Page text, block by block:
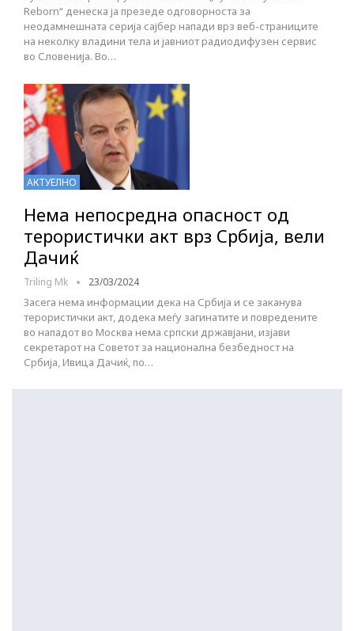
Reborn“ денеска ја презеде одговорноста за
неодамнешната серија сајбер напади врз веб-страниците
на неколку владини тела и јавниот радиодифузен сервис
во Словенија. Во…
АКТУЕЛНО
Нема непосредна опасност од
терористички акт врз Србија, вели
Дачиќ
Triling Mk 23/03/2024
Засега нема информации дека на Србија и се заканува
терористички акт, додека меѓу загинатите и повредените
во нападот во Москва нема српски државјани, изјави
секретарот на Советот за национална безбедност на
Србија, Ивица Дачиќ, по…